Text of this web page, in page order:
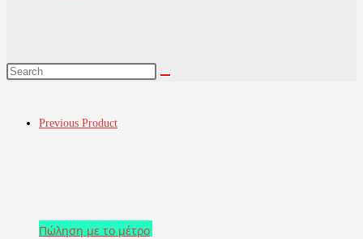
Previous Product
Πώληση με το μέτρο